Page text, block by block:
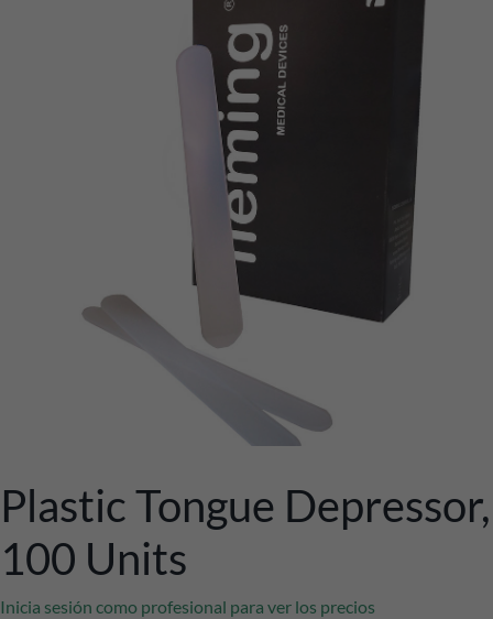
Plastic Tongue Depressor,
100 Units
Inicia sesión como profesional para ver los precios